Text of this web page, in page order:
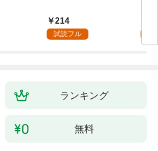
214
試読フル
な
ランキング
無料